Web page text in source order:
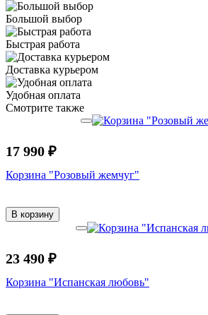
Большой выбор
Быстрая работа
Доставка курьером
Удобная оплата
Смотрите также
17 990 ₽
Корзина "Розовый жемчуг"
В корзину
23 490 ₽
Корзина "Испанская любовь"